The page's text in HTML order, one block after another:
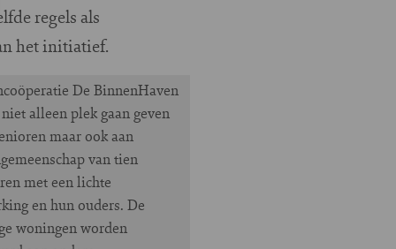
regels als
het initiatief.
De BinnenHaven
alleen plek gaan geven
maar ook aan
van tien
met een lichte
en hun ouders. De
woningen worden